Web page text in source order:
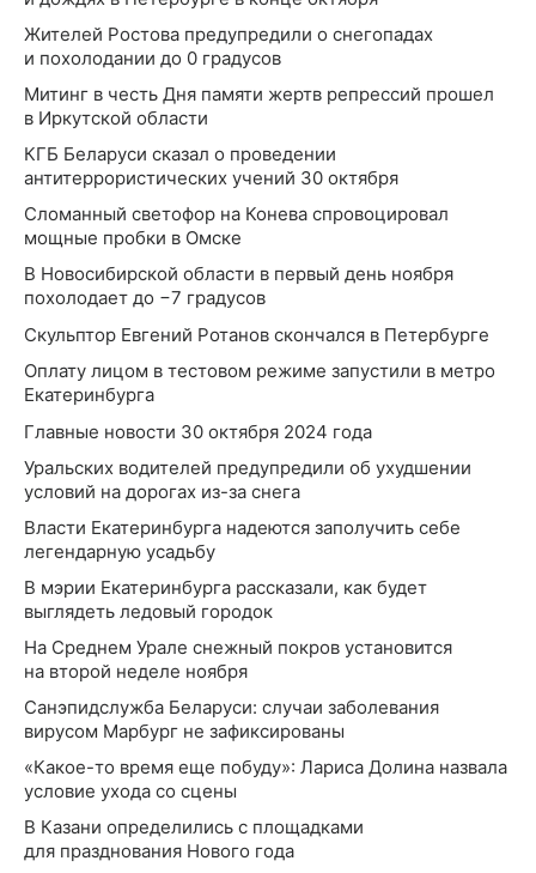
Жителей Ростова предупредили о снегопадах
и похолодании до 0 градусов
Митинг в честь Дня памяти жертв репрессий прошел
в Иркутской области
КГБ Беларуси сказал о проведении
антитеррористических учений 30 октября
Сломанный светофор на Конева спровоцировал
мощные пробки в Омске
В Новосибирской области в первый день ноября
похолодает до −7 градусов
Скульптор Евгений Ротанов скончался в Петербурге
Оплату лицом в тестовом режиме запустили в метро
Екатеринбурга
Главные новости 30 октября 2024 года
Уральских водителей предупредили об ухудшении
условий на дорогах из-за снега
Власти Екатеринбурга надеются заполучить себе
легендарную усадьбу
В мэрии Екатеринбурга рассказали, как будет
выглядеть ледовый городок
На Среднем Урале снежный покров установится
на второй неделе ноября
Санэпидслужба Беларуси: случаи заболевания
вирусом Марбург не зафиксированы
«Какое-то время еще побуду»: Лариса Долина назвала
условие ухода со сцены
В Казани определились с площадками
для празднования Нового года